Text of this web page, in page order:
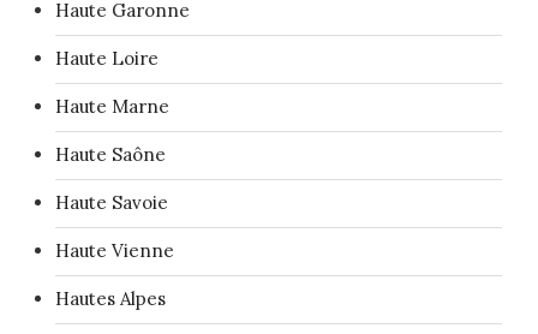
Haute Garonne
Haute Loire
Haute Marne
Haute Saône
Haute Savoie
Haute Vienne
Hautes Alpes